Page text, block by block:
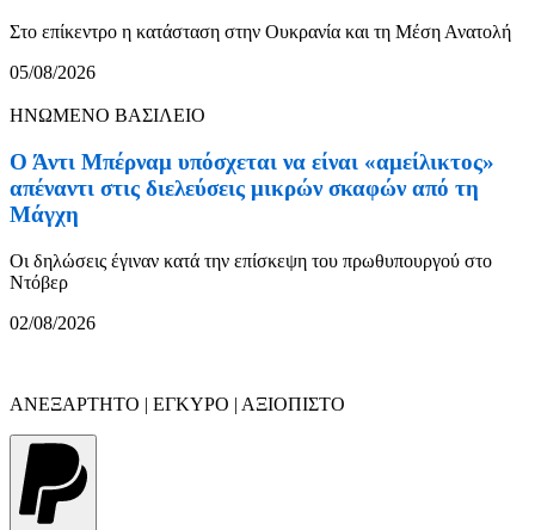
Στο επίκεντρο η κατάσταση στην Ουκρανία και τη Μέση Ανατολή
05/08/2026
ΗΝΩΜΕΝΟ ΒΑΣΙΛΕΙΟ
Ο Άντι Μπέρναμ υπόσχεται να είναι «αμείλικτος»
απέναντι στις διελεύσεις μικρών σκαφών από τη
Μάγχη
Οι δηλώσεις έγιναν κατά την επίσκεψη του πρωθυπουργού στο
Ντόβερ
02/08/2026
ΑΝΕΞΑΡΤΗΤΟ | ΕΓΚΥΡΟ | ΑΞΙΟΠΙΣΤΟ